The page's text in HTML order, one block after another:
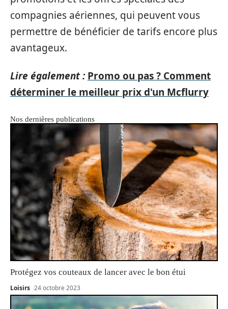
compagnies aériennes, qui peuvent vous
permettre de bénéficier de tarifs encore plus
avantageux.
Lire également : Promo ou pas ? Comment
déterminer le meilleur prix d'un Mcflurry
Nos dernières publications
Protégez vos couteaux de lancer avec le bon étui
Loisirs 24 octobre 2023